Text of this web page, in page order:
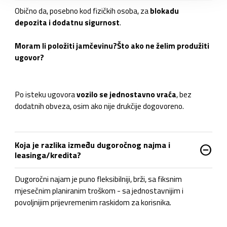
Obično da, posebno kod fizičkih osoba, zablokadu
depozita i dodatnu sigurnost.
Moram li položiti jamčevinu?Što ako ne želim produžiti
ugovor?
Po isteku ugovoravozilo se jednostavno vraća, bez
dodatnih obveza, osim ako nije drukčije dogovoreno.
Koja je razlika između dugoročnog najma i
leasinga/kredita?
do_not_disturb_on
Dugoročni najam je puno fleksibilniji, brži, sa fiksnim
mjesečnim planiranim troškom - sa jednostavnijim i
povoljnijim prijevremenim raskidom za korisnika.